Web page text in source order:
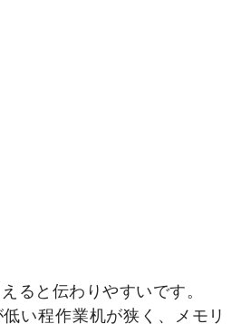
ると伝わりやすいです。
い程作業机が狭く、メモリ